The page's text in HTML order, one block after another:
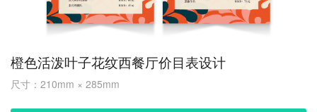
橙色活泼叶子花纹西餐厅价目表设计
尺寸：210mm × 285mm